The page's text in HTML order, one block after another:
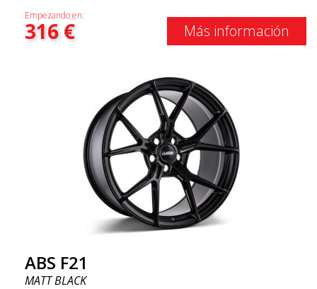
Empezando en:
316€ Más información
ABS F21
MATT BLACK